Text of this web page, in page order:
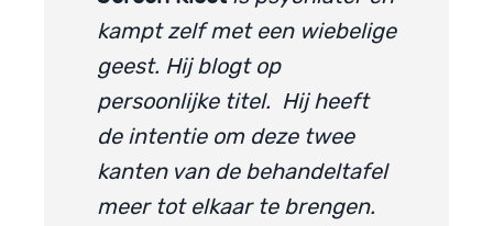
kampt zelf met een wiebelige
geest. Hij blogt op
persoonlijke titel. Hij heeft
de intentie om deze twee
kanten van de behandeltafel
meer tot elkaar te brengen.